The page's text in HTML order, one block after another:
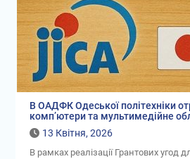
В ОАДФК Одеської політехніки
комп’ютери та мультимедійне
13 Квітня, 2026
В рамках реалізації Грантових угод